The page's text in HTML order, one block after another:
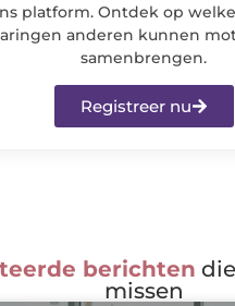
platform. Ontdek op
anderen kunnen
samenbrengen.
Registreer nu
berichten
missen